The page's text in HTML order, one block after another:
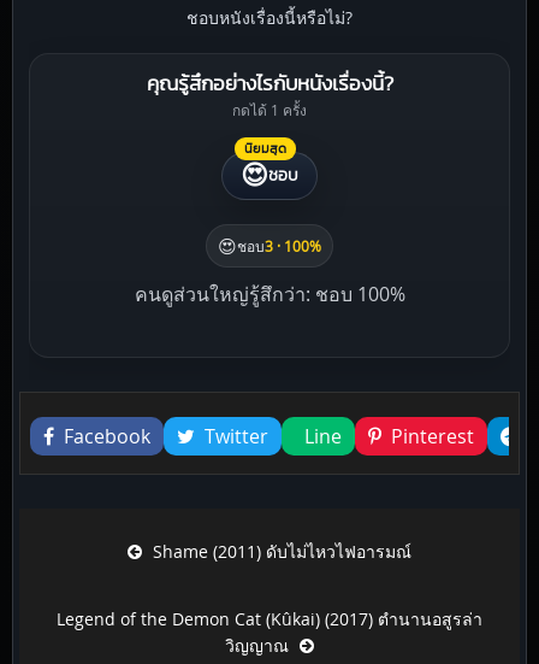
ชอบหนังเรื่องนี้หรือไม่?
คุณรู้สึกอย่างไรกับหนังเรื่องนี้?
กดได้ 1 ครั้ง
นิยมสุด
😍ชอบ
😍ชอบ3 · 100%
คนดูส่วนใหญ่รู้สึกว่า: ชอบ 100%
Liked this
Facebook
Twitter Line Pinterest
Post navigationShame (2011) ดับไม่ไหวไฟอารมณ์
Legend of the Demon Cat (Kûkai) (2017) ตำนานอสูรล่า
วิญญาณ